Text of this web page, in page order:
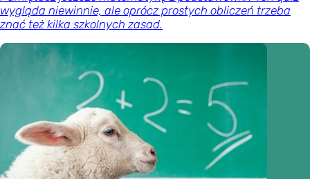
wygląda niewinnie, ale oprócz prostych obliczeń trzeba
znać też kilka szkolnych zasad.